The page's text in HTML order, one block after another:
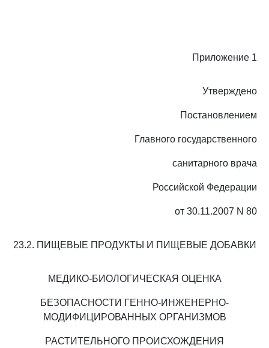
Приложение 1
Утверждено
Постановлением
Главного государственного
санитарного врача
Российской Федерации
от 30.11.2007 N 80
23.2. ПИЩЕВЫЕ ПРОДУКТЫ И ПИЩЕВЫЕ ДОБАВКИ
МЕДИКО-БИОЛОГИЧЕСКАЯ ОЦЕНКА
БЕЗОПАСНОСТИ ГЕННО-ИНЖЕНЕРНО-
МОДИФИЦИРОВАННЫХ ОРГАНИЗМОВ
РАСТИТЕЛЬНОГО ПРОИСХОЖДЕНИЯ